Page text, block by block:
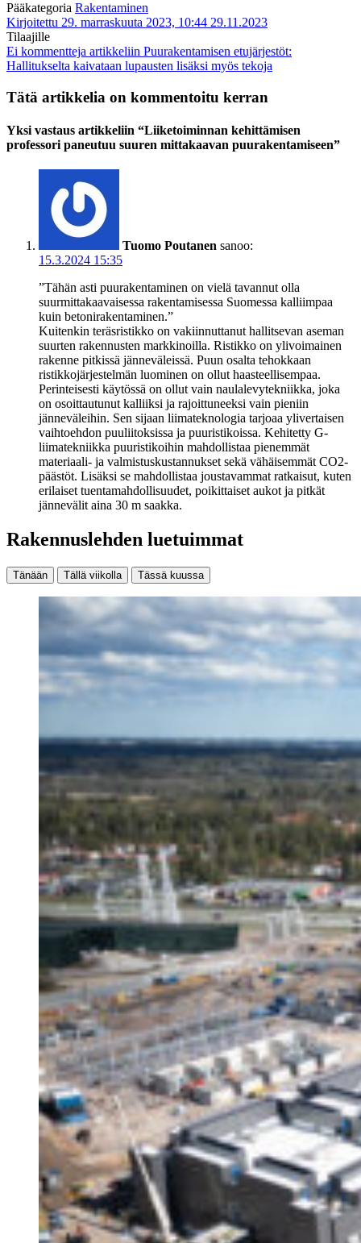
Pääkategoria Rakentaminen
Kirjoitettu 29. marraskuuta 2023, 10:44 29.11.2023
Tilaajille
Ei kommentteja artikkeliin Puurakentamisen etujärjestöt:
Hallitukselta kaivataan lupausten lisäksi myös tekoja
Tätä artikkelia on kommentoitu kerran
Yksi vastaus artikkeliin “Liiketoiminnan kehittämisen
professori paneutuu suuren mittakaavan puurakentamiseen”
Tuomo Poutanen sanoo:
15.3.2024 15:35
”Tähän asti puurakentaminen on vielä tavannut olla
suurmittakaavaisessa rakentamisessa Suomessa kalliimpaa
kuin betonirakentaminen.”
Kuitenkin teräsristikko on vakiinnuttanut hallitsevan aseman
suurten rakennusten markkinoilla. Ristikko on ylivoimainen
rakenne pitkissä jänneväleissä. Puun osalta tehokkaan
ristikkojärjestelmän luominen on ollut haasteellisempaa.
Perinteisesti käytössä on ollut vain naulalevytekniikka, joka
on osoittautunut kalliiksi ja rajoittuneeksi vain pieniin
jänneväleihin. Sen sijaan liimateknologia tarjoaa ylivertaisen
vaihtoehdon puuliitoksissa ja puuristikoissa. Kehitetty G-
liimatekniikka puuristikoihin mahdollistaa pienemmät
materiaali- ja valmistuskustannukset sekä vähäisemmät CO2-
päästöt. Lisäksi se mahdollistaa joustavammat ratkaisut, kuten
erilaiset tuentamahdollisuudet, poikittaiset aukot ja pitkät
jännevälit aina 30 m saakka.
Rakennuslehden luetuimmat
Tänään Tällä viikolla Tässä kuussa